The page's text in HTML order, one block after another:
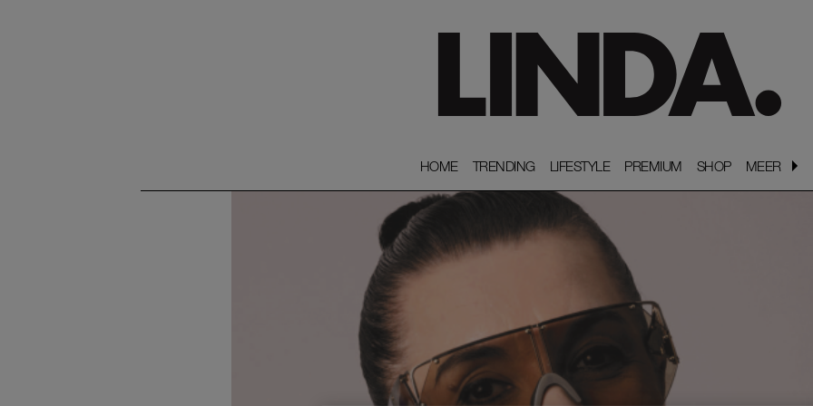
HOME
HOME TRENDING
TRENDING LIFESTYLE
LIFESTYLE PREMIUM
PREMIUM SHOP
SHOP MEER
MEER